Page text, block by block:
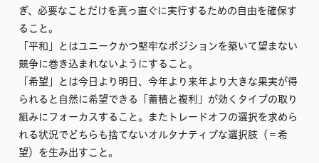
ぎ、必要なことだけを真っ直ぐに実行するための自由を確保す
ること。
「平和」とはユニークかつ堅牢なポジションを築いて望まない
競争に巻き込まれないようにすること。
「希望」とは今日より明日、今年より来年より大きな果実が得
られると自然に希望できる「蓄積と複利」が効くタイプの取り
組みにフォーカスすること。またトレードオフの選択を求めら
れる状況でどちらも捨てないオルタナティブな選択肢（＝希
望）を生み出すこと。